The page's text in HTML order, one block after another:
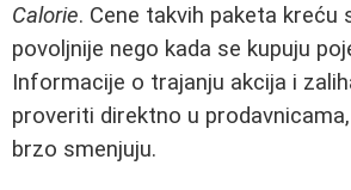
Calorie. Cene takvih paketa kreću
povoljnije nego kada se kupuju
Informacije o trajanju akcija i
proveriti direktno u
brzo smenjuju.